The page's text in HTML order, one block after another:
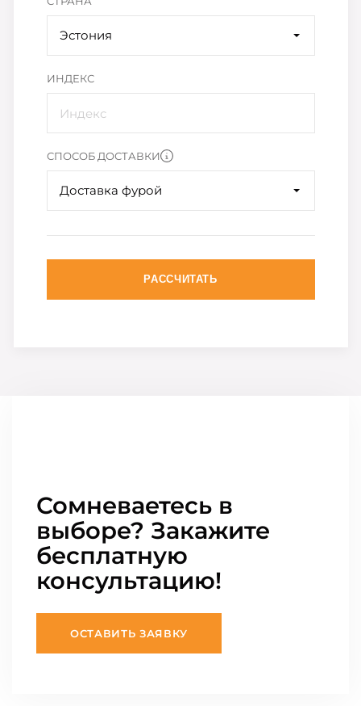
Эстония
ИНДЕКС
СПОСОБ ДОСТАВКИ
Доставка фурой
РАССЧИТАТЬ
Сомневаетесь в
выборе? Закажите
бесплатную
консультацию!
ОСТАВИТЬ ЗАЯВКУ